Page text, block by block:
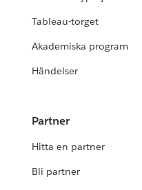
Tableau-torget
Akademiska program
Händelser
Partner
Hitta en partner
Bli partner